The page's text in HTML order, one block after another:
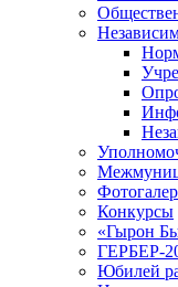
Конкурсы
«Гырон
ГЕРБЕР-
Юбилей